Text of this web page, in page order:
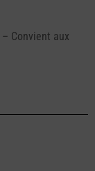
– Convient aux